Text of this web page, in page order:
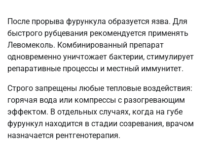
После прорыва фурункула образуется язва. Для
быстрого рубцевания рекомендуется применять
Левомеколь. Комбинированный препарат
одновременно уничтожает бактерии, стимулирует
репаративные процессы и местный иммунитет.
Строго запрещены любые тепловые воздействия:
горячая вода или компрессы с разогревающим
эффектом. В отдельных случаях, когда на губе
фурункул находится в стадии созревания, врачом
назначается рентгенотерапия.